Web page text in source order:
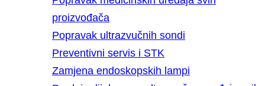
proizvođača
Popravak ultrazvučnih sondi
Preventivni servis i STK
Zamjena endoskopskih lampi